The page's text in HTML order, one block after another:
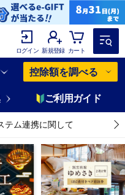
ログイン 新規登録 カート
控除額を調べる
ご利用ガイド
テム連携に関して